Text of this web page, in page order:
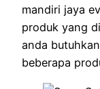
mandiri jaya
produk yang
anda
beberapa